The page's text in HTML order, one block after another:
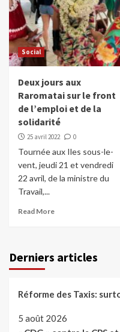
Social
Deux jours aux
Raromatai sur le front
de l’emploi et de la
solidarité
25 avril 2022 0
Tournée aux Iles sous-le-
vent, jeudi 21 et vendredi
22 avril, de la ministre du
Travail,...
Read More
Derniers articles
Réforme des Taxis:
5 août 2026